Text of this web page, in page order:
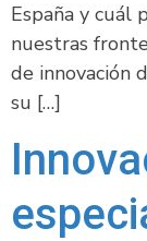
España y cuál
nuestras
de innovación
su […]